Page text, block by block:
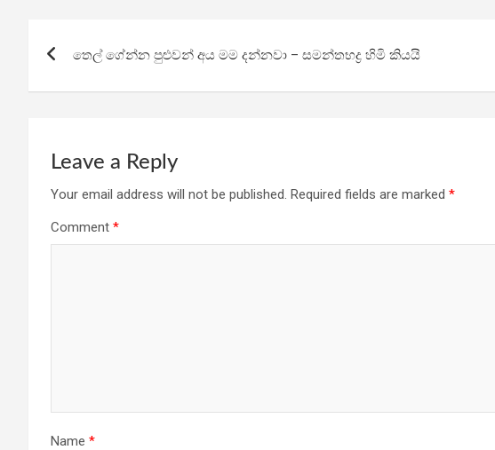
o
A a
navigation
තෙල් ගේන්න පුළුවන් අය මම දන්නවා – සමන්තභද්‍ර හිමි කියයි
Leave a Reply
Your email address will not be published. Required fields are marked *
Comment *
Name *